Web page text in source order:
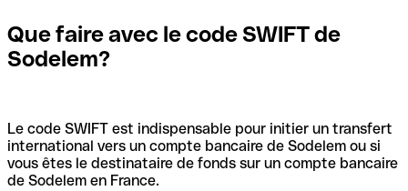
Que faire avec le code SWIFT de
Sodelem?
Le code SWIFT est indispensable pour initier un transfert
international vers un compte bancaire de Sodelem ou si
vous êtes le destinataire de fonds sur un compte bancaire
de Sodelem en France.